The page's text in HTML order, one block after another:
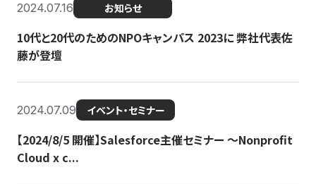
2024.07.16 お知らせ
10代と20代のためのNPOキャンパス 2023に 弊社代表佐
藤が登壇
2024.07.09 イベント・セミナー
【2024/8/5 開催】Salesforce主催セミナー 〜Nonprofit
Cloud x c...